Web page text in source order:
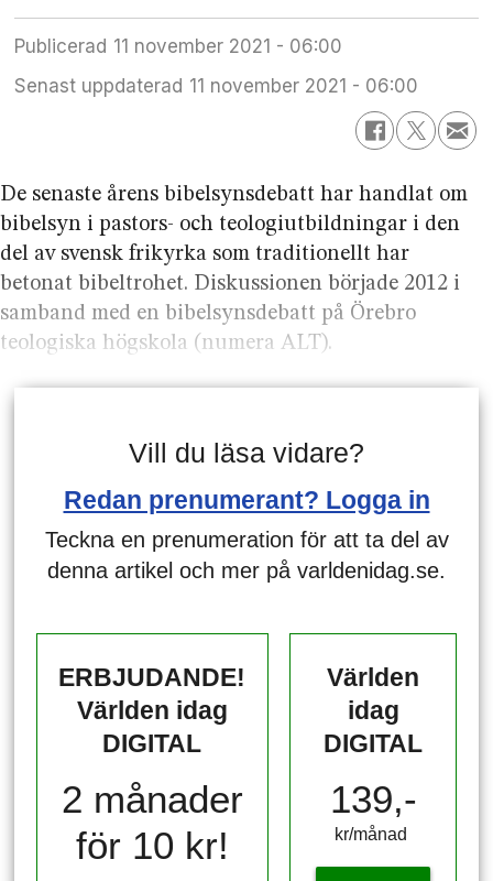
Publicerad
11 november 2021 - 06:00
Senast uppdaterad
11 november 2021 - 06:00
De senaste årens bibelsynsdebatt har handlat om
bibelsyn i pastors- och teologiutbildningar i den
del av svensk frikyrka som traditionellt har
betonat bibeltrohet. Diskussionen började 2012 i
samband med en bibelsynsdebatt på Örebro
teologiska högskola (numera ALT).
Vill du läsa vidare?
Redan prenumerant? Logga in
Teckna en prenumeration för att ta del av
denna artikel och mer på varldenidag.se.
ERBJUDANDE!
Världen idag
DIGITAL
2 månader
för 10 kr!
Världen
idag
DIGITAL
139,-
kr/månad ​​​​​​